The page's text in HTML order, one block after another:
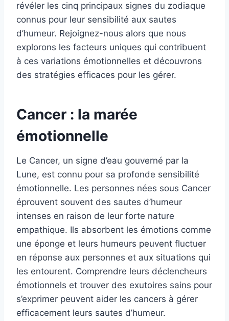
révéler les cinq principaux signes du zodiaque
connus pour leur sensibilité aux sautes
d’humeur. Rejoignez-nous alors que nous
explorons les facteurs uniques qui contribuent
à ces variations émotionnelles et découvrons
des stratégies efficaces pour les gérer.
Cancer : la marée
émotionnelle
Le Cancer, un signe d’eau gouverné par la
Lune, est connu pour sa profonde sensibilité
émotionnelle. Les personnes nées sous Cancer
éprouvent souvent des sautes d’humeur
intenses en raison de leur forte nature
empathique. Ils absorbent les émotions comme
une éponge et leurs humeurs peuvent fluctuer
en réponse aux personnes et aux situations qui
les entourent. Comprendre leurs déclencheurs
émotionnels et trouver des exutoires sains pour
s’exprimer peuvent aider les cancers à gérer
efficacement leurs sautes d’humeur.